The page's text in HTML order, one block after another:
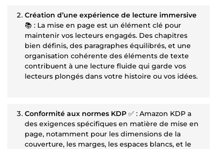
Création d’une expérience de lecture immersive
📚 : La mise en page est un élément clé pour
maintenir vos lecteurs engagés. Des chapitres
bien définis, des paragraphes équilibrés, et une
organisation cohérente des éléments de texte
contribuent à une lecture fluide qui garde vos
lecteurs plongés dans votre histoire ou vos idées.
Conformité aux normes KDP ✅ : Amazon KDP a
des exigences spécifiques en matière de mise en
page, notamment pour les dimensions de la
couverture, les marges, les espaces blancs, et le